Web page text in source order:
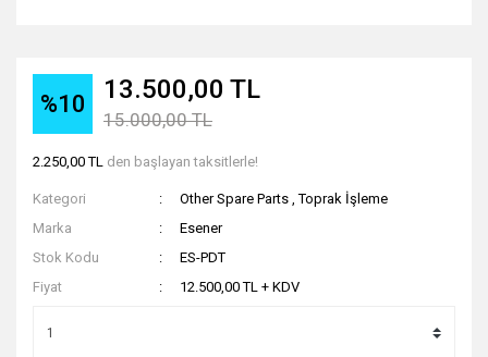
%10 13.500,00 TL
15.000,00 TL
2.250,00 TL den başlayan taksitlerle!
Kategori Other Spare Parts ,Toprak İşleme
Marka
Esener
Stok Kodu
ES-PDT
Fiyat
12.500,00 TL + KDV